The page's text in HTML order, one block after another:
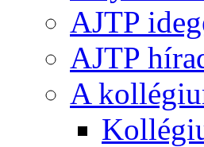
AJTP
AJTP
A